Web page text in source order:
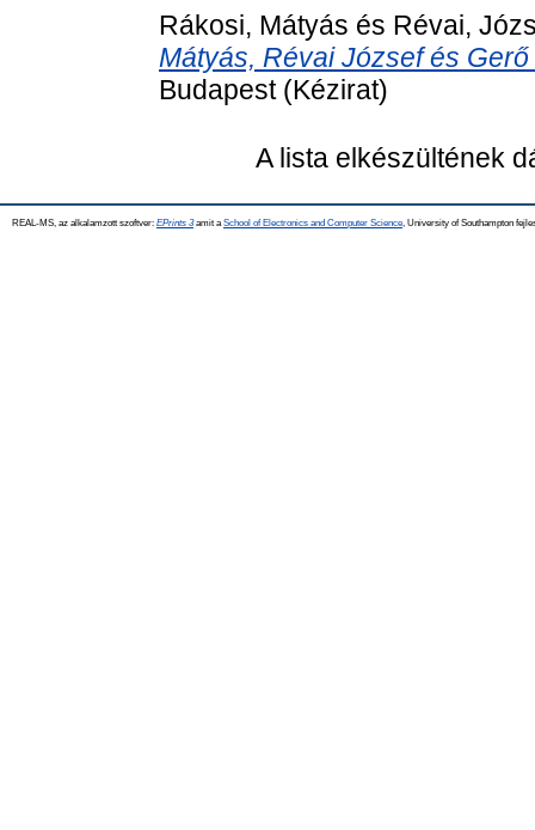
Rákosi, Mátyás és Révai,
Mátyás, Révai József és
Budapest (Kézirat)
A lista elkészültének
REAL-MS, az alkalamzott szoftver: EPrints 3amit a School of Electronics and Computer Science , University of Southampton